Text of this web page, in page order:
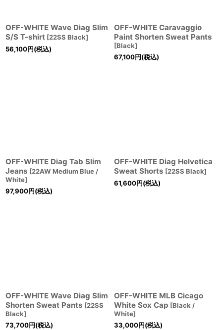
OFF-WHITE Wave Diag Slim
S/S T-shirt [22SS Black]
56,100円(税込)
OFF-WHITE Caravaggio
Paint Shorten Sweat Pants
[Black]
67,100円(税込)
OFF-WHITE Diag Tab Slim
Jeans [22AW Medium Blue /
White]
97,900円(税込)
OFF-WHITE Diag Helvetica
Sweat Shorts [22SS Black]
61,600円(税込)
OFF-WHITE Wave Diag Slim
Shorten Sweat Pants [22SS
Black]
73,700円(税込)
OFF-WHITE MLB Cicago
White Sox Cap [Black /
White]
33,000円(税込)